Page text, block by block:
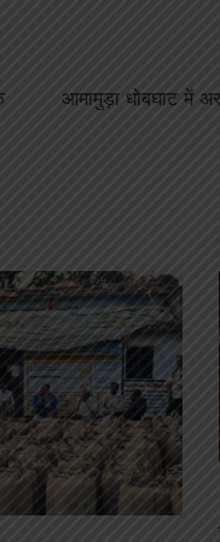
आमामुड़ा धोबघाट में